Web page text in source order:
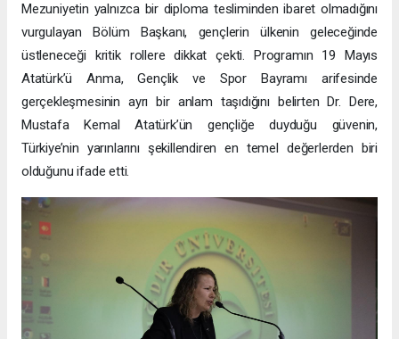
Mezuniyetin yalnızca bir diploma tesliminden ibaret olmadığını
vurgulayan Bölüm Başkanı, gençlerin ülkenin geleceğinde
üstleneceği kritik rollere dikkat çekti. Programın 19 Mayıs
Atatürk’ü Anma, Gençlik ve Spor Bayramı arifesinde
gerçekleşmesinin ayrı bir anlam taşıdığını belirten Dr. Dere,
Mustafa Kemal Atatürk’ün gençliğe duyduğu güvenin,
Türkiye’nin yarınlarını şekillendiren en temel değerlerden biri
olduğunu ifade etti.